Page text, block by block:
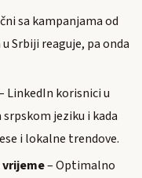
sa kampanjama od
Srbiji reaguje, pa onda
LinkedIn korisnici u
jeziku i kada
i lokalne trendove.
vrijeme– Optimalno